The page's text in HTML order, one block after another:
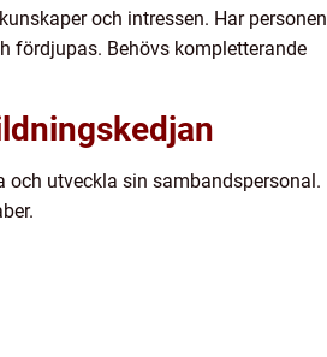
och intressen. Har personen
fördjupas. Behövs kompletterande
utveckla sin sambandspersonal.